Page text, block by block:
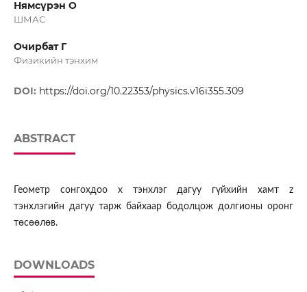
Нямсүрэн О
ШМАС
Очирбат Г
Физикийн тэнхим
DOI: https://doi.org/10.22353/physics.v16i355.309
ABSTRACT
Геометр сонгохдоо х тэнхлэг дагуу гүйхийн хамт z
тэнхлэгийн дагуу тарж байхаар бодолцож долгионы оронг
төсөөлөв.
DOWNLOADS